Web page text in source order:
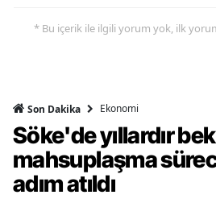
* Bu içerik ile ilgili yorum yok, ilk
Son Dakika Ekonomi
Söke'de yıllardır
mahsuplaşma
adım atıldı